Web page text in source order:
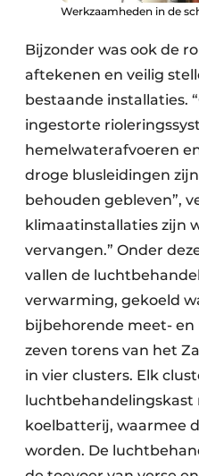
Werkzaamheden in de
Bijzonder was ook de
aftekenen en veilig
bestaande installaties.
ingestorte
hemelwaterafvoeren
droge blusleidingen
behouden gebleven”,
klimaatinstallaties zijn
vervangen.” Onder
vallen de
verwarming, gekoeld
bijbehorende meet- en
zeven torens van het
in vier clusters. Elk
koelbatterij, waarmee
worden. De